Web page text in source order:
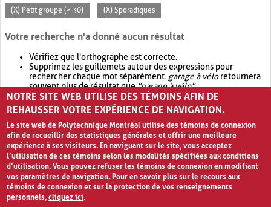
(X) Petit groupe (< 30) (X) Sporadiques
Votre recherche n'a donné aucun résultat
Vérifiez que l'orthographe est correcte.
Supprimez les guillemets autour des expressions pour
rechercher chaque mot séparément. garage à véloretournera
souvent plus de résultat que"garage à vélo".
Envisagez d'élargir votre recherche avec OR.garage OR vélo
retournera souvent plus de résultat quegarage à vélo
NOTRE SITE WEB UTILISE DES TÉMOINS AFIN DE
REHAUSSER VOTRE EXPÉRIENCE DE NAVIGATION.
Le site web de Polytechnique Montréal utilise des témoins de connexion
afin de recueillir des statistiques générales et offrir une meilleure
expérience à ses visiteurs. En naviguant sur le site, vous acceptez
l’utilisation de ces témoins selon les modalités spécifiées aux conditions
d’utilisation. Vous pouvez refuser les témoins de connexion en modifiant
vos paramètres de navigation. Pour en savoir plus sur le recours aux
témoins de connexion et sur la protection de vos renseignements
personnels,cliquez ici.